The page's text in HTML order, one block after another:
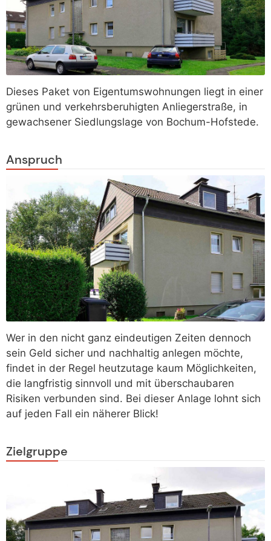
Dieses Paket von Eigentumswohnungen liegt in einer
grünen und verkehrsberuhigten Anliegerstraße, in
gewachsener Siedlungslage von Bochum-Hofstede.
Anspruch
Wer in den nicht ganz eindeutigen Zeiten dennoch
sein Geld sicher und nachhaltig anlegen möchte,
findet in der Regel heutzutage kaum Möglichkeiten,
die langfristig sinnvoll und mit überschaubaren
Risiken verbunden sind. Bei dieser Anlage lohnt sich
auf jeden Fall ein näherer Blick!
Zielgruppe